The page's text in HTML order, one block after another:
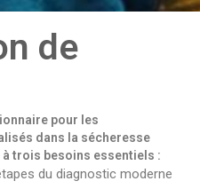
de
pour les
dans la sécheresse
trois besoins essentiels :
du diagnostic moderne